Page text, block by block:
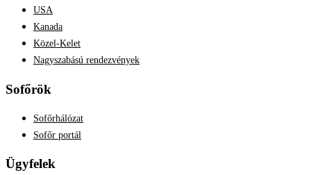
USA
Kanada
Közel-Kelet
Nagyszabású rendezvények
Sofőrök
Sofőrhálózat
Sofőr portál
Ügyfelek